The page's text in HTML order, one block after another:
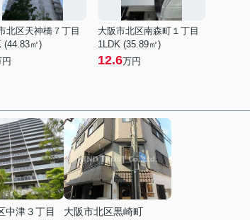
北区天神橋７丁目
(44.83㎡)
大阪市北区南森町１丁目
1LDK (35.89㎡)
12.6万円
中津３丁目
大阪市北区黒崎町